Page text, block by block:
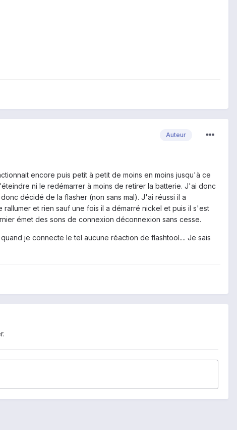
Auteur
encore puis petit à petit de moins en moins jusqu'à ce
ni le redémarrer à moins de retirer la batterie. J'ai donc
décidé de la flasher (non sans mal). J'ai réussi il a
et rien sauf une fois il a démarré nickel et puis il s'est
émet des sons de connexion déconnexion sans cesse.
je connecte le tel aucune réaction de flashtool.... Je sais